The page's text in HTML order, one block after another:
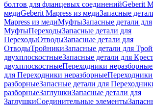
болтов для фланцевых соединенийGeberit
медиGeberit Mapress из медиЗапасные
Mapress из медиМуфтыЗапасные детали для
МуфтыПереходыЗапасные детали для
ПереходыОтводыЗапасные детали для
ОтводыТройникиЗапасные детали для
двухплоскостныеЗапасные детали для
двухплоскостныеПереходники неразборные
для Переходники неразборные
разборныеЗапасные детали для
разборныеЗаглушкиЗапасные детали для
ЗаглушкиСоединительные элементы